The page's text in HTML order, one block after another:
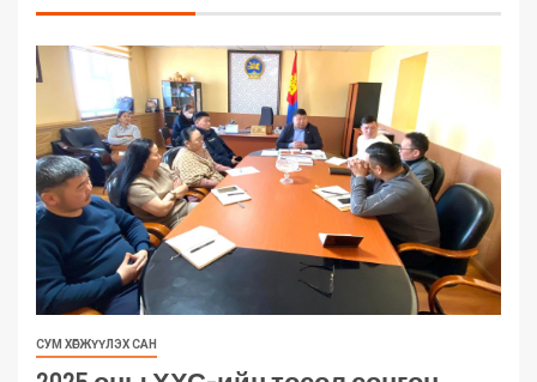
СУМ ХӨГЖҮҮЛЭХ САН